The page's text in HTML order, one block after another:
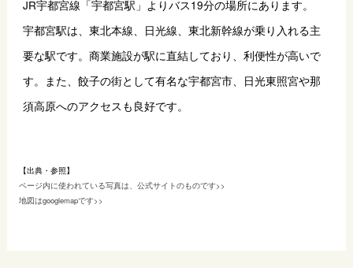
JR宇都宮線「宇都宮駅」よりバス19分の場所にあります。
宇都宮駅は、東北本線、日光線、東北新幹線が乗り入れる主
要な駅です。商業施設が駅に直結しており、利便性が高いで
す。また、餃子の街として有名な宇都宮市、日光東照宮や那
須高原へのアクセスも良好です。
【出典・参照】
ページ内に使われている写真は、公式サイトのものです>>
地図はgooglemapです>>